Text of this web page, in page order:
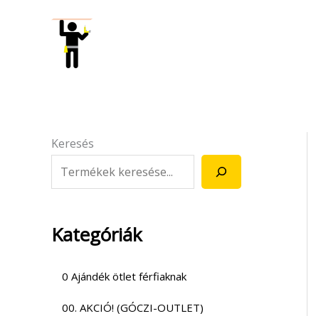
Keresés
Kategóriák
0 Ajándék ötlet férfiaknak
00. AKCIÓ! (GÓCZI-OUTLET)